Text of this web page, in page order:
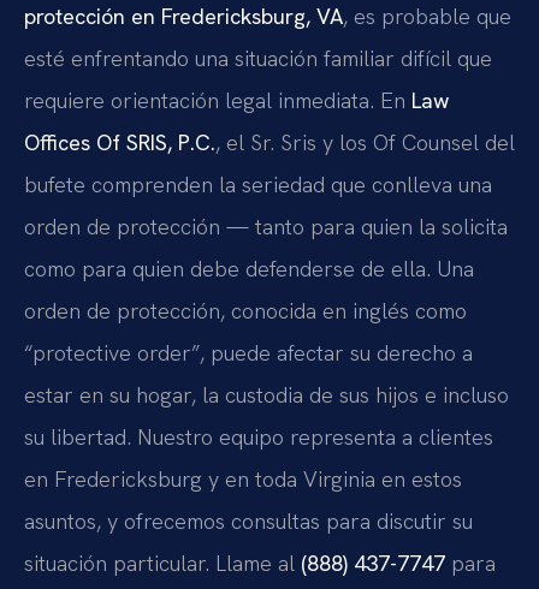
protección en Fredericksburg, VA, es probable que
esté enfrentando una situación familiar difícil que
requiere orientación legal inmediata. En Law
Offices Of SRIS, P.C., el Sr. Sris y los Of Counsel del
bufete comprenden la seriedad que conlleva una
orden de protección — tanto para quien la solicita
como para quien debe defenderse de ella. Una
orden de protección, conocida en inglés como
“protective order”, puede afectar su derecho a
estar en su hogar, la custodia de sus hijos e incluso
su libertad. Nuestro equipo representa a clientes
en Fredericksburg y en toda Virginia en estos
asuntos, y ofrecemos consultas para discutir su
situación particular. Llame al (888) 437-7747 para